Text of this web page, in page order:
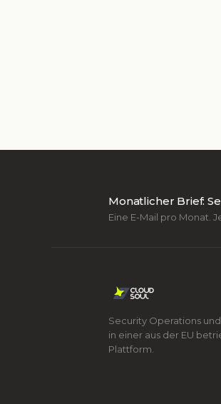
Monatlicher Brief:
Eine E-Mail pro Monat.
Security Operations
in einer aus der EU
Plattform.